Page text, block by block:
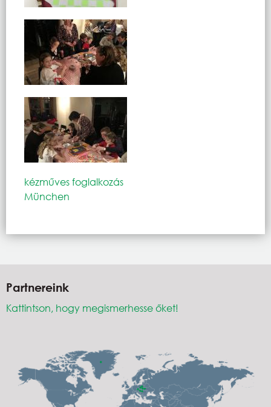
kézműves foglalkozás
München
Partnereink
Kattintson, hogy megismerhesse őket!